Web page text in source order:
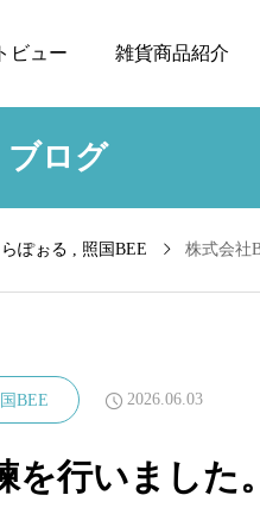
ビュー 雑貨商品紹介
ブログ
ぽぉる 照国BEE 株式会社
BEE 2026.06.03
行いました。